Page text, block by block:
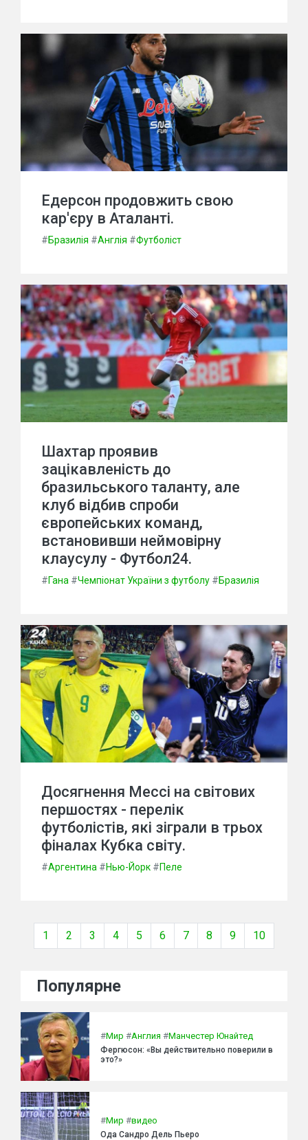
Едерсон продовжить свою
кар'єру в Аталанті.
#Бразилія #Англія #Футболіст
Шахтар проявив
зацікавленість до
бразильського таланту, але
клуб відбив спроби
європейських команд,
встановивши неймовірну
клаусулу - Футбол24.
#Гана #Чемпіонат України з футболу #Бразилія
Досягнення Мессі на світових
першостях - перелік
футболістів, які зіграли в трьох
фіналах Кубка світу.
#Аргентина #Нью-Йорк #Пеле
1 2 3 4 5 6 7 8 9 10
Популярне
#Мир #Англия #Манчестер Юнайтед
Фергюсон: «Вы действительно поверили в
это?»
#Мир #видео
Ода Сандро Дель Пьеро